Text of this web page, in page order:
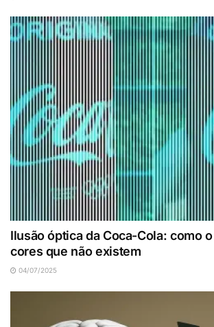
Ilusão óptica da Coca-Cola: como
cores que não existem
04/07/2025